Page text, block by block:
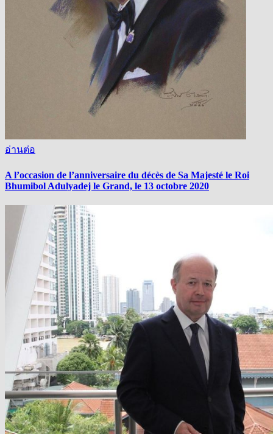
อ่านต่อ
A l’occasion de l’anniversaire du décès de Sa Majesté le Roi
Bhumibol Adulyadej le Grand, le 13 octobre 2020